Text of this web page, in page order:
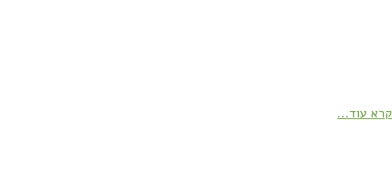
קרא עוד...